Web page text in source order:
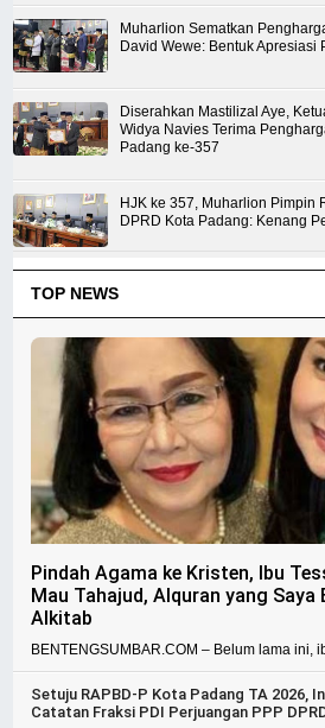
Muharlion Sematkan
David Wewe: Bentuk Apresiasi
Diserahkan Mastilizal Aye,
Widya Navies Terima
Padang ke-357
HJK ke 357, Muharlion Pimpin
DPRD Kota Padang: Kenang
TOP NEWS
Pindah Agama ke Kristen, Ibu
Mau Tahajud, Alquran yang Saya
Alkitab
BENTENGSUMBAR.COM – Belum lama ini,
Setuju RAPBD-P Kota Padang TA 2026,
Catatan Fraksi PDI Perjuangan PPP